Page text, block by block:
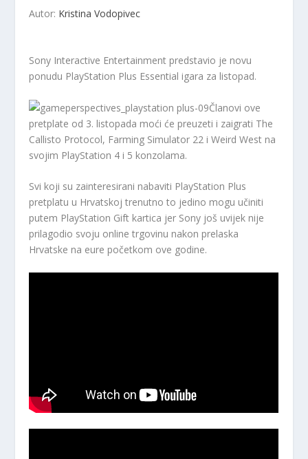
Autor: Kristina Vodopivec
Sony Interactive Entertainment predstavio je novu
ponudu PlayStation Plus Essential igara za listopad.
Članovi ove
pretplate od 3. listopada moći će preuzeti i zaigrati The
Callisto Protocol, Farming Simulator 22 i Weird West na
svojim PlayStation 4 i 5 konzolama.
Svi koji su zainteresirani nabaviti PlayStation Plus
pretplatu u Hrvatskoj trenutno to jedino mogu učiniti
putem PlayStation Gift kartica jer Sony još uvijek nije
prilagodio svoju online trgovinu nakon prelaska
Hrvatske na eure početkom ove godine.